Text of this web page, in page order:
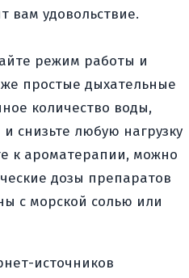
вам удовольствие.
режим работы и
простые дыхательные
количество воды,
снизьте любую нагрузку
к ароматерапии, можно
дозы препаратов
с морской солью или
источников